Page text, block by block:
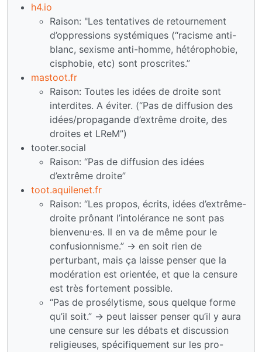
h4.io
Raison: "Les tentatives de retournement
d’oppressions systémiques (“racisme anti-
blanc, sexisme anti-homme, hétérophobie,
cisphobie, etc) sont proscrites.”
mastoot.fr
Raison: Toutes les idées de droite sont
interdites. A éviter. (“Pas de diffusion des
idées/propagande d’extrême droite, des
droites et LReM”)
tooter.social
Raison: “Pas de diffusion des idées
d’extrême droite”
toot.aquilenet.fr
Raison: “Les propos, écrits, idées d’extrême-
droite prônant l’intolérance ne sont pas
bienvenu⋅es. Il en va de même pour le
confusionnisme.” -> en soit rien de
perturbant, mais ça laisse penser que la
modération est orientée, et que la censure
est très fortement possible.
“Pas de prosélytisme, sous quelque forme
qu’il soit.” -> peut laisser penser qu’il y aura
une censure sur les débats et discussion
religieuses, spécifiquement sur les pro-